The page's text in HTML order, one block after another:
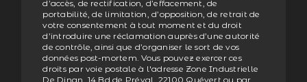
d’accès, de rectification, d’effacement, de
portabilité, de limitation, d’opposition, de retrait de
votre consentement à tout moment et du droit
d’introduire une réclamation auprès d’une autorité
de contrôle, ainsi que d’organiser le sort de vos
données post-mortem. Vous pouvez exercer ces
droits par voie postale à l'adresse Zone Industrielle
De Dinan, 14 Bd de Préval, 22100 Quévert ou par